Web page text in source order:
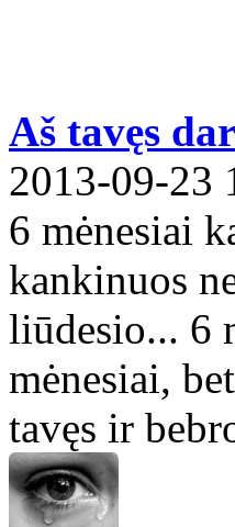
Aš tavęs
2013-09-23
6 mėnesiai
kankinuos
liūdesio... 6
mėnesiai,
tavęs ir